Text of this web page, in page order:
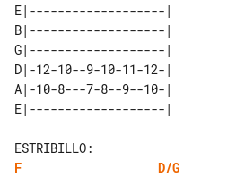
E|-------------------|
B|-------------------|
G|-------------------|
D|-12-10--9-10-11-12-|
A|-10-8---7-8--9--10-|
F
D/G